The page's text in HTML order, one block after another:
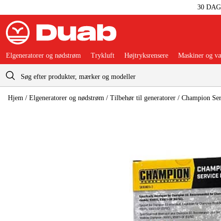
30
Indkøbskurv
Elgeneratorer og nødstrøm Trykluft Højtryksrensere Maskiner og
Hjem / Elgeneratorer og nødstrøm / Tilbehør til generatorer / Champion